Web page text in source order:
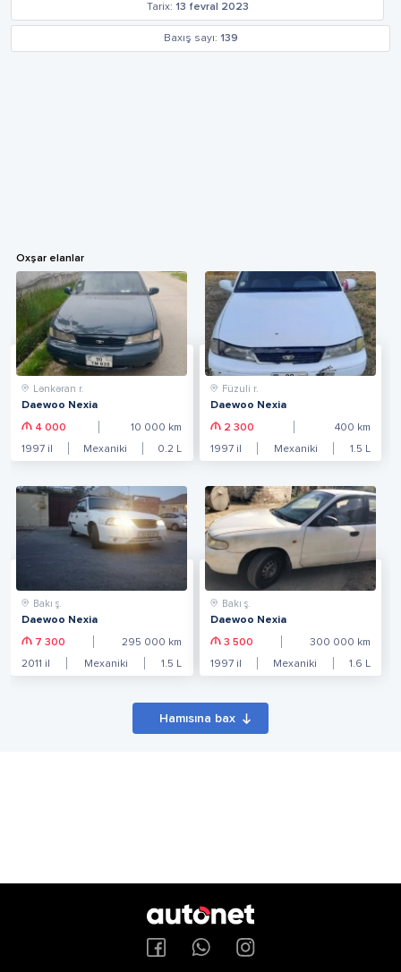
Tarix: 13 fevral 2023
Baxış sayı: 139
Oxşar elanlar
Lənkəran r.
Daewoo Nexia
4 000 10 000 km
1997 il Mexaniki 0.2 L
Füzuli r.
Daewoo Nexia
2 300 400 km
1997il Mexaniki 1.5 L
Bakı ş.
Daewoo Nexia
7 300 295 000 km
2011 il Mexaniki 1.5 L
Bakı ş.
Daewoo Nexia
3 500 300 000 km
1997il Mexaniki 1.6 L
Hamısına bax